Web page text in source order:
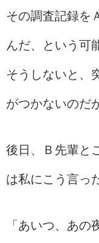
その調査記録を
んだ、という可
そうしないと、
がつかないのだ
後日、Ｂ先輩と
は私にこう言っ
「あいつ、あ